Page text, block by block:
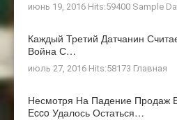
июнь 19, 2016 Hits:59400 Sample
Каждый Третий Датчанин
Война С…
июль 27, 2016 Hits:58173 Главная
Несмотря На Падение Продаж
Ecco Удалось Остаться…